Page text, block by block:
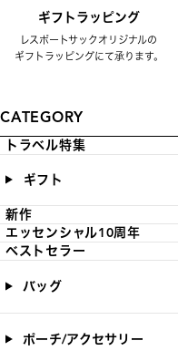
ギフトラッピング
レスポートサックオリジナルの
ギフトラッピングにて承ります。
CATEGORY
トラベル特集
ギフト
新作
エッセンシャル10周年
ベストセラー
バッグ
ポーチ/アクセサリー